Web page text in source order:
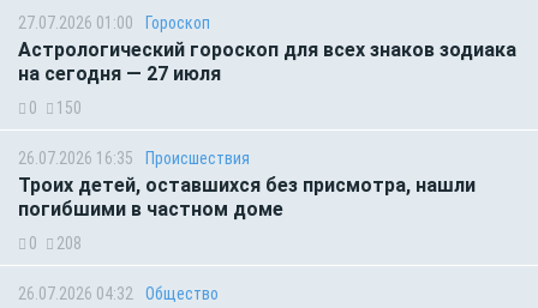
27.07.2026 01:00 Гороскоп
Астрологический гороскоп для всех знаков зодиака
на сегодня — 27 июля
0 150
26.07.2026 16:35 Происшествия
Троих детей, оставшихся без присмотра, нашли
погибшими в частном доме
0 208
26.07.2026 04:32 Общество